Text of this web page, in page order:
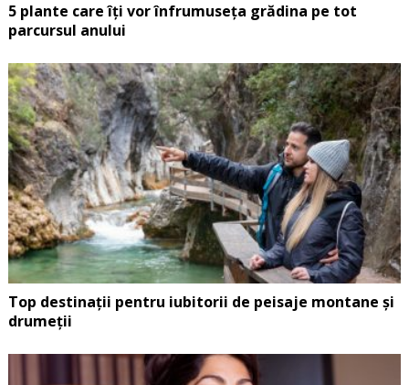
5 plante care îți vor înfrumuseța grădina pe tot
parcursul anului
Top destinații pentru iubitorii de peisaje montane și
drumeții